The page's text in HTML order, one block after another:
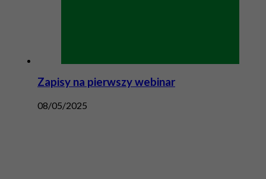
Zapisy na pierwszy webinar
08/05/2025